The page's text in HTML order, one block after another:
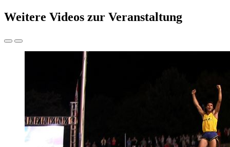
Weitere Videos zur Veranstaltung